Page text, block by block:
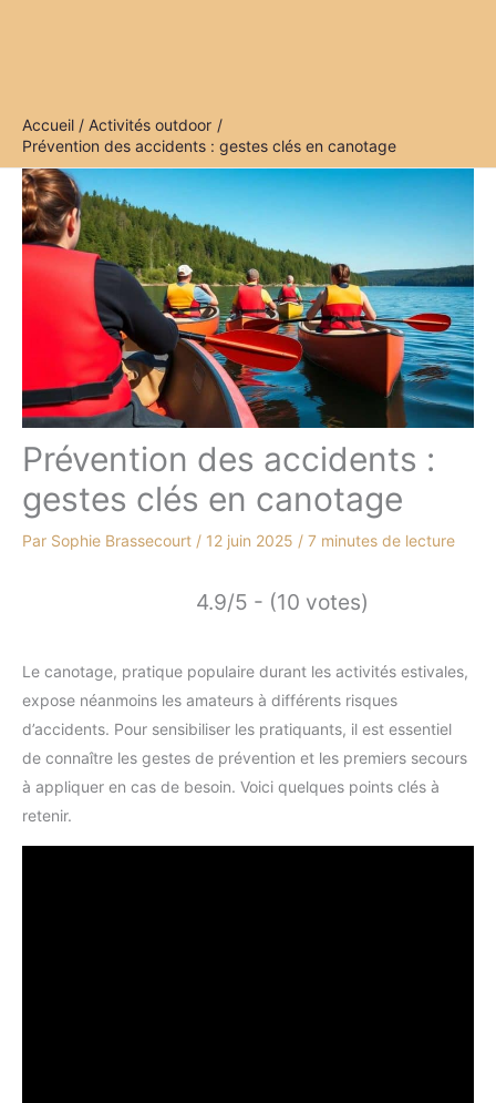
Accueil
Activités outdoor
Prévention des accidents : gestes clés en canotage
Prévention des accidents :
gestes clés en canotage
Par Sophie Brassecourt / 12 juin 2025 / 7 minutes de lecture
4.9/5 - (10 votes)
Le canotage, pratique populaire durant les activités estivales,
expose néanmoins les amateurs à différents risques
d’accidents. Pour sensibiliser les pratiquants, il est essentiel
de connaître les gestes de prévention et les premiers secours
à appliquer en cas de besoin. Voici quelques points clés à
retenir.